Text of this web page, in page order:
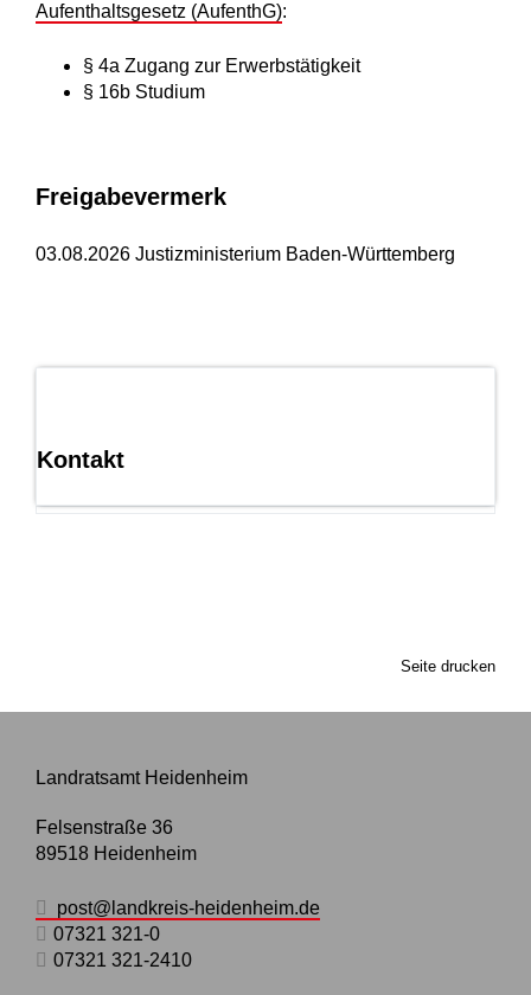
Kontakt
Aufenthaltsgesetz (AufenthG):
§ 4a Zugang zur Erwerbstätigkeit
§ 16b Studium
Freigabevermerk
03.08.2026 Justizministerium Baden-Württemberg
Seite drucken
Landratsamt Heidenheim
Felsenstraße 36
89518 Heidenheim
post@landkreis-heidenheim.de
07321 321-0
07321 321-2410